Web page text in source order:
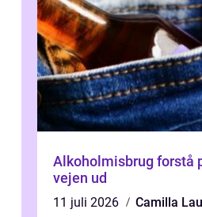
Alkoholmisbrug forstå problemet og
vejen ud
11 juli 2026
Camilla